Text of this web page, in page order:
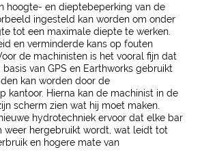
hoogte- en dieptebeperking van de
ingesteld kan worden om onder
tot een maximale diepte te werken.
en verminderde kans op fouten
de machinisten is het vooral fijn dat
van GPS en Earthworks gebruikt
kan worden door de
kantoor. Hierna kan de machinist in de
scherm zien wat hij moet maken.
hydrotechniek ervoor dat elke bar
weer hergebruikt wordt, wat leidt tot
en hogere mate van